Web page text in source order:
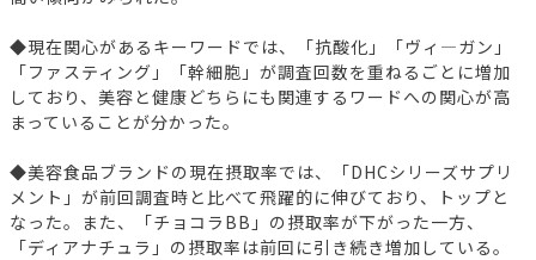
◆現在関心があるキーワードでは、「抗酸化」「ヴィ―ガン」
「ファスティング」「幹細胞」が調査回数を重ねるごとに増加
しており、美容と健康どちらにも関連するワードへの関心が高
まっていることが分かった。
◆美容食品ブランドの現在摂取率では、「DHCシリーズサプリ
メント」が前回調査時と比べて飛躍的に伸びており、トップと
なった。また、「チョコラBB」の摂取率が下がった一方、
「ディアナチュラ」の摂取率は前回に引き続き増加している。